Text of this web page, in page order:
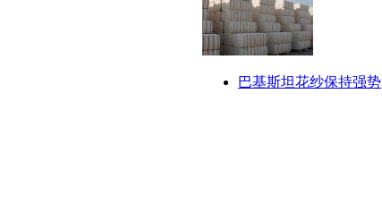
巴基斯坦花纱保持强势